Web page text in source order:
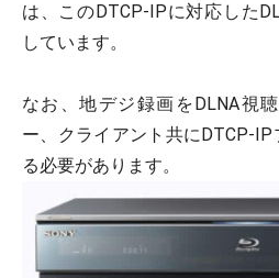
は、このDTCP-IPに対応した
しています。
なお、地デジ録画をDLNA視
ー、クライアント共にDTCP-
る必要があります。